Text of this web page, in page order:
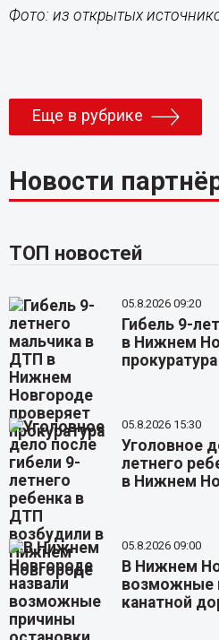
Фото: из открытых
Еще в рубрике
Новости
ТОП новостей
05.8.2026 09:20
Гибель 9-
в Нижнем
прокуратура
05.8.2026 15:30
Уголовное
летнего
в Нижнем
05.8.2026 09:00
В Нижнем
возможные
канатной